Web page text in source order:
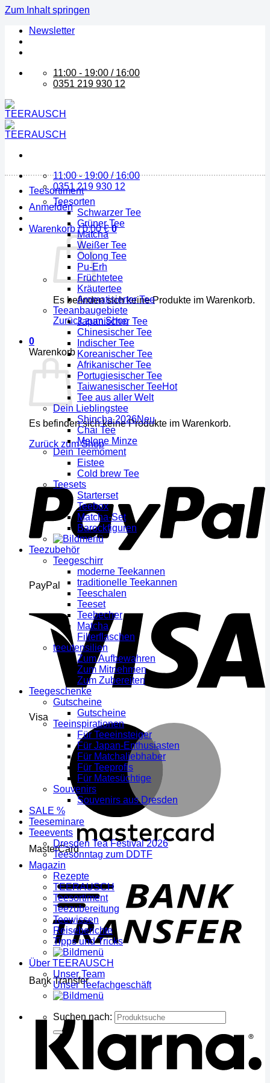
Zum Inhalt springen
Newsletter
11:00 - 19:00 / 16:00
0351 219 930 12
11:00 - 19:00 / 16:00
0351 219 930 12
Anmelden
Warenkorb /0,00€ 0
Es befinden sich keine Produkte im Warenkorb.
Zurück zum Shop
0
Warenkorb
Es befinden sich keine Produkte im Warenkorb.
Zurück zum Shop
PayPal
Visa
MasterCard
Bank Transfer
Teesortiment
Teesorten
Schwarzer Tee
Grüner Tee
Matcha
Weißer Tee
Oolong Tee
Pu-Erh
Früchtetee
Kräutertee
Aromatisierter Tee
Teeanbaugebiete
Japanischer Tee
Chinesischer Tee
Indischer Tee
Koreanischer Tee
Afrikanischer Tee
Portugiesischer Tee
Taiwanesischer Tee
Tee aus aller Welt
Dein Lieblingstee
Shincha 2026
Chai Tee
Melone Minze
Dein Teemoment
Eistee
Cold brew Tee
Teesets
Starterset
Teebox
Matcha-Set
Barockfiguren
Teezubehör
Teegeschirr
moderne Teekannen
traditionelle Teekannen
Teeschalen
Teeset
Teebecher
Matcha
Filterflaschen
teeutensilien
Zum Aufbewahren
Zum Mitnehmen
Zum Zubereiten
Teegeschenke
Gutscheine
Gutscheine
Teeinspirationen
Für Teeeinsteiger
Für Japan-Enthusiasten
Für Matchaliebhaber
Für Teeprofis
Für Matesüchtige
Souvenirs
Souvenirs aus Dresden
SALE %
Teeseminare
Teeevents
Dresden Tea Festival 2026
Teesonntag zum DDTF
Magazin
Rezepte
TEERAUSCH
Teesortiment
Teezubereitung
Teewissen
Reiseberichte
Tipps und Tricks
Über TEERAUSCH
Unser Team
Unser Teefachgeschäft
Suchen nach: